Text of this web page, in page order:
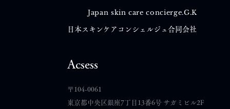
Japan skin care concierge.G.K
日本スキンケアコンシェルジュ合同会社
Acsess
​〒104-0061
東京都中央区銀座7丁目13番6号 サガミビル2F